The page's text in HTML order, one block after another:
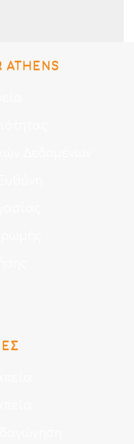
ATHENS